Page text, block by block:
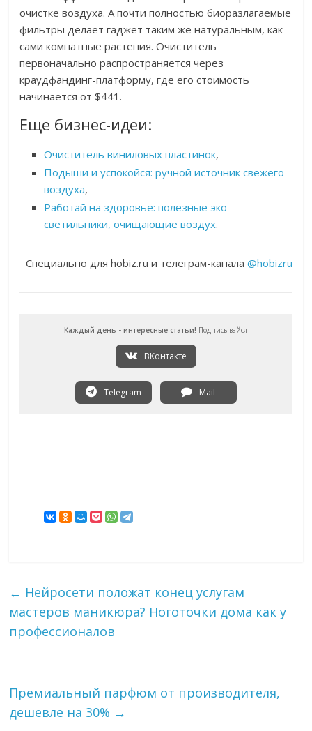
очистке воздуха. А почти полностью биоразлагаемые
фильтры делает гаджет таким же натуральным, как
сами комнатные растения. Очиститель
первоначально распространяется через
краудфандинг-платформу, где его стоимость
начинается от $441.
Еще бизнес-идеи:
Очиститель виниловых пластинок,
Подыши и успокойся: ручной источник свежего
воздуха,
Работай на здоровье: полезные эко-
светильники, очищающие воздух.
Специально для hobiz.ru и телеграм-канала @hobizru
Каждый день - интересные статьи! Подписывайся
ВКонтакте
Telegram Mail
← Нейросети положат конец услугам
мастеров маникюра? Ноготочки дома как у
профессионалов
Премиальный парфюм от производителя,
дешевле на 30% →